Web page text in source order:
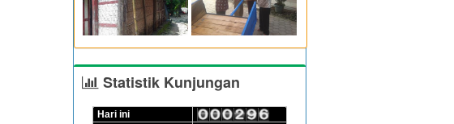
Statistik Kunjungan
Hari ini